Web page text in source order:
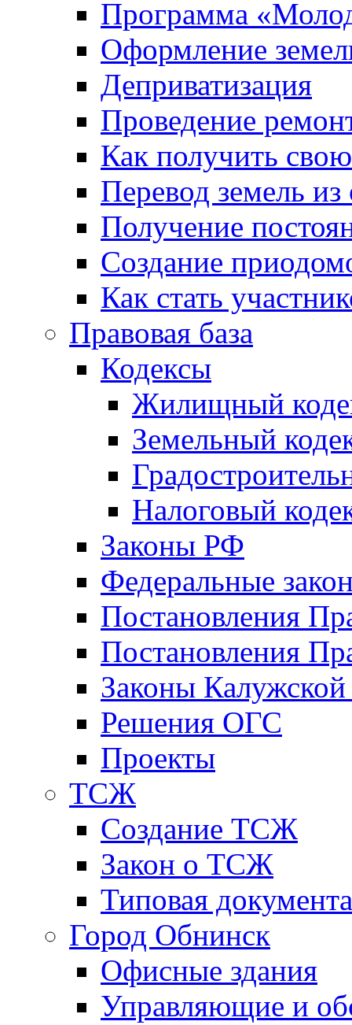
Программа
Оформление
Деприватизация
Проведение
Как получить
Перевод земель
Получение
Создание
Как стать
Правовая база
Кодексы
Жилищный
Земельный
Налоговый
Законы РФ
Федеральные
Постановления
Постановления
Законы Калужской
Решения ОГС
Проекты
ТСЖ
Создание ТСЖ
Закон о ТСЖ
Типовая
Город Обнинск
Офисные здания
Управляющие и